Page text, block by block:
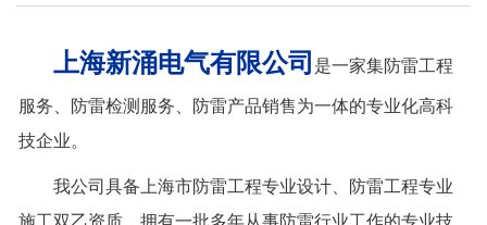
上海新涌电气有限公司 是一家集防雷工程
服务、防雷检测服务、防雷产品销售为一体的专业化高科
技企业。
我公司具备上海市防雷工程专业设计、防雷工程专业
施工双乙资质，拥有一批多年从事防雷行业工作的专业技